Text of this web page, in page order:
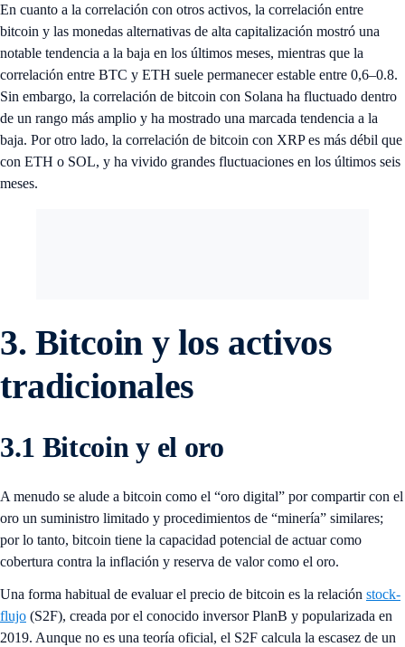
En cuanto a la correlación con otros activos, la correlación entre
bitcoin y las monedas alternativas de alta capitalización mostró una
notable tendencia a la baja en los últimos meses, mientras que la
correlación entre BTC y ETH suele permanecer estable entre 0,6–0.8.
Sin embargo, la correlación de bitcoin con Solana ha fluctuado dentro
de un rango más amplio y ha mostrado una marcada tendencia a la
baja. Por otro lado, la correlación de bitcoin con XRP es más débil que
con ETH o SOL, y ha vivido grandes fluctuaciones en los últimos seis
meses.
3. Bitcoin y los activos
tradicionales
3.1 Bitcoin y el oro
A menudo se alude a bitcoin como el “oro digital” por compartir con el
oro un suministro limitado y procedimientos de “minería” similares;
por lo tanto, bitcoin tiene la capacidad potencial de actuar como
cobertura contra la inflación y reserva de valor como el oro.
Una forma habitual de evaluar el precio de bitcoin es la relación stock-
flujo (S2F), creada por el conocido inversor PlanB y popularizada en
2019. Aunque no es una teoría oficial, el S2F calcula la escasez de un